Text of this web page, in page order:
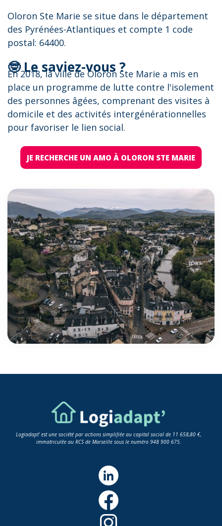
Oloron Ste Marie se situe dans le département
des Pyrénées-Atlantiques et compte 1 code
postal: 64400.
🤓 Le saviez-vous ?
En 2018, la ville de Oloron Ste Marie a mis en
place un programme de lutte contre l'isolement
des personnes âgées, comprenant des visites à
domicile et des activités intergénérationnelles
pour favoriser le lien social.
JE RECHERCHE UN AMO À OLORON STE MARIE
Logiadapt' est une société par actions simplifiée au capital social de 11 658,80 €,
immatriculée au RCS de Marseille sous le numéro 948 900 675.